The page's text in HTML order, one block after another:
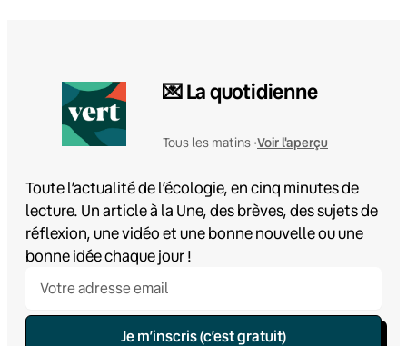
💌 La quotidienne
Tous les matins •Voir l'aperçu
Toute l’actualité de l’écologie, en cinq minutes de
lecture. Un article à la Une, des brèves, des sujets de
réflexion, une vidéo et une bonne nouvelle ou une
bonne idée chaque jour !
Je m’inscris (c’est gratuit)